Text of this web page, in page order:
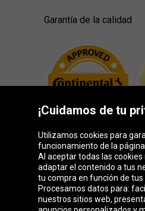
Garantía de la calidad
Grupo Oponeo
¡Cuidamos de tu
Utilizamos cookies para
funcionamiento de la página
Al aceptar todas las
adaptar el contenido a tus
tu compra en función de tus
Procesamos datos para:
nuestros sitios web,